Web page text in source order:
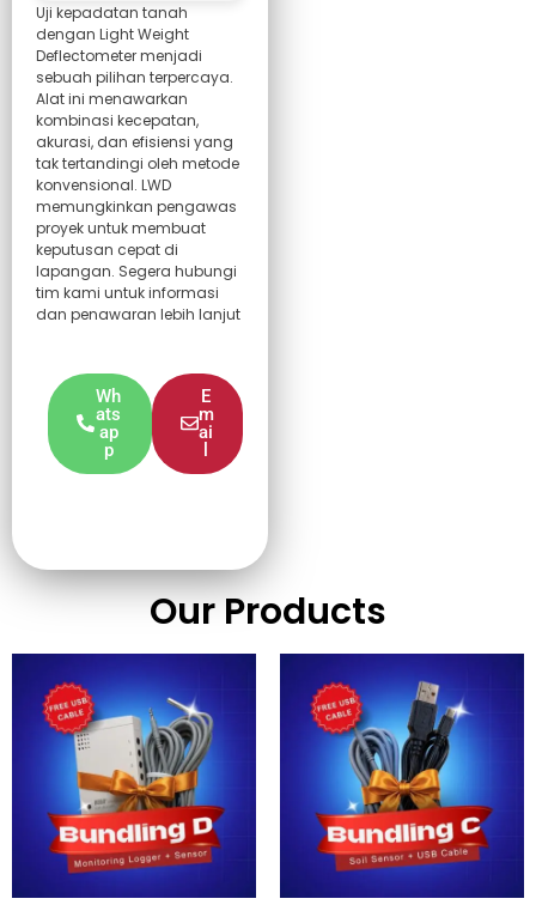
Uji kepadatan tanah
dengan Light Weight
Deflectometer menjadi
sebuah pilihan terpercaya.
Alat ini menawarkan
kombinasi kecepatan,
akurasi, dan efisiensi yang
tak tertandingi oleh metode
konvensional. LWD
memungkinkan pengawas
proyek untuk membuat
keputusan cepat di
lapangan. Segera hubungi
tim kami untuk informasi
dan penawaran lebih lanjut
Wh
ats
ap
p
E
m
ai
Our Products